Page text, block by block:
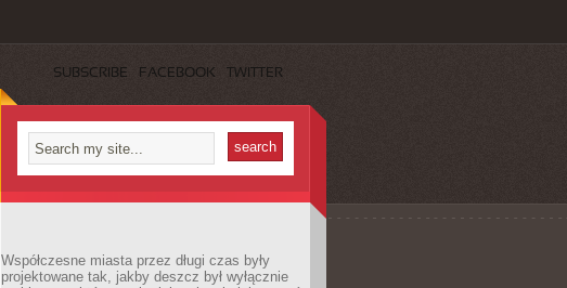
SUBSCRIBE FACEBOOK TWITTER
Współczesne miasta przez długi czas były
projektowane tak, jakby deszcz był wyłącznie